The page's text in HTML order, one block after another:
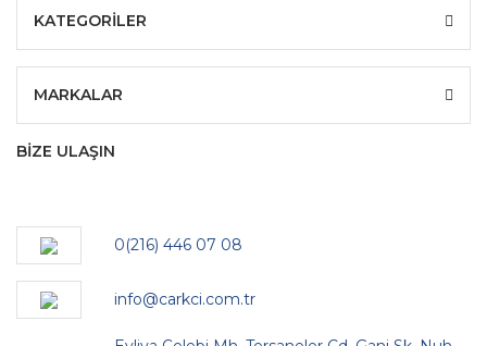
KATEGORİLER
MARKALAR
BİZE ULAŞIN
0(216) 446 07 08
info@carkci.com.tr